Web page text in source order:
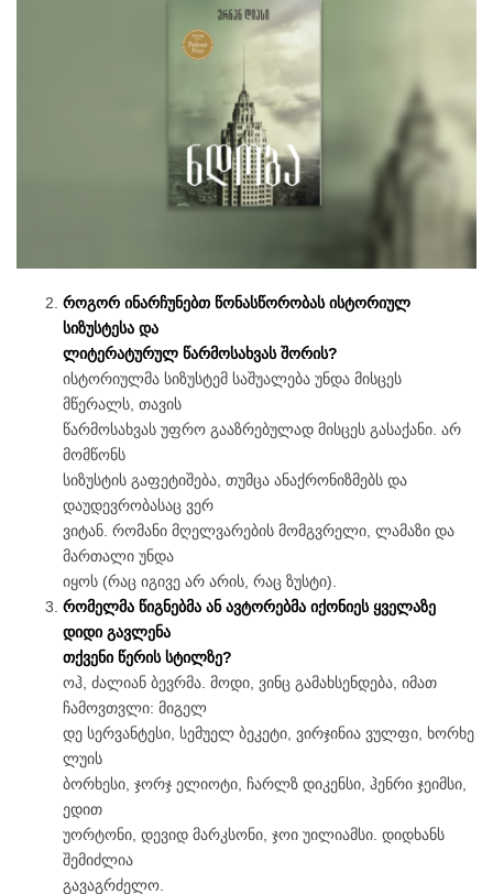
როგორ ინარჩუნებთ წონასწორობას ისტორიულ
სიზუსტესა და
ლიტერატურულ წარმოსახვას შორის?
ისტორიულმა სიზუსტემ საშუალება უნდა მისცეს
მწერალს, თავის
წარმოსახვას უფრო გააზრებულად მისცეს გასაქანი. არ
მომწონს
სიზუსტის გაფეტიშება, თუმცა ანაქრონიზმებს და
დაუდევრობასაც ვერ
ვიტან. რომანი მღელვარების მომგვრელი, ლამაზი და
მართალი უნდა
იყოს (რაც იგივე არ არის, რაც ზუსტი).
რომელმა წიგნებმა ან ავტორებმა იქონიეს ყველაზე
დიდი გავლენა
თქვენი წერის სტილზე?
ოჰ, ძალიან ბევრმა. მოდი, ვინც გამახსენდება, იმათ
ჩამოვთვლი: მიგელ
დე სერვანტესი, სემუელ ბეკეტი, ვირჯინია ვულფი, ხორხე
ლუის
ბორხესი, ჯორჯ ელიოტი, ჩარლზ დიკენსი, ჰენრი ჯეიმსი,
ედით
უორტონი, დევიდ მარკსონი, ჯოი უილიამსი. დიდხანს
შემიძლია
გავაგრძელო.